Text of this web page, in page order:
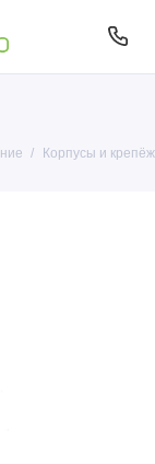
Корпусы и крепёж